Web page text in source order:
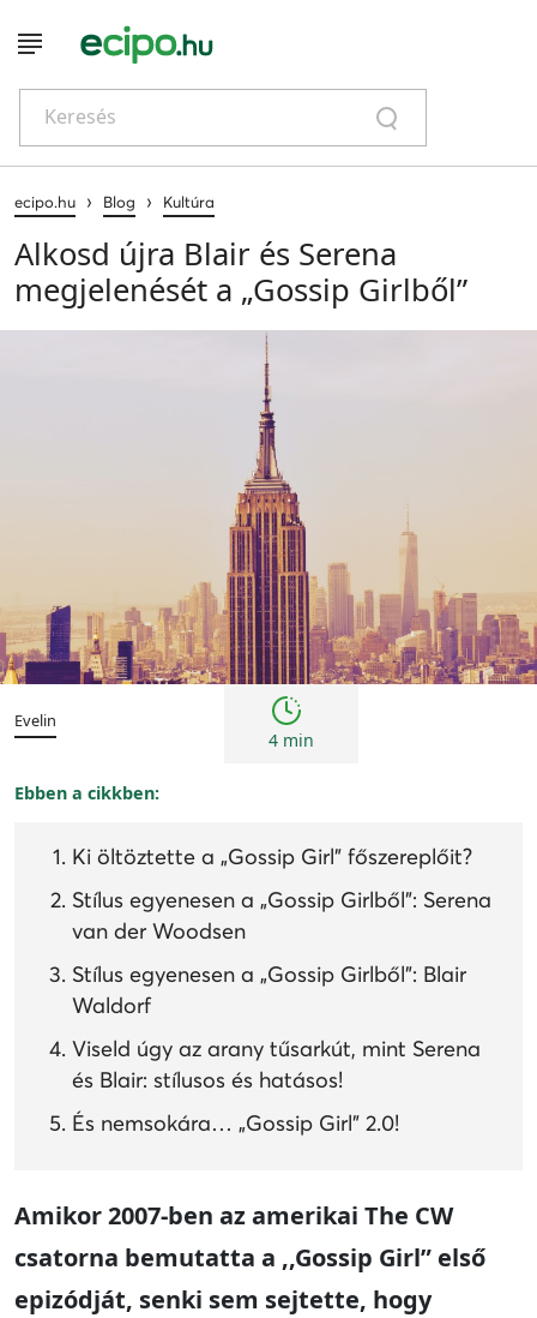
Keresés
ecipo.hu › Blog › Kultúra
Alkosd újra Blair és Serena
megjelenését a „Gossip Girlből”
Kultúra
Evelin
4 min
Ebben a cikkben:
Ki öltöztette a „Gossip Girl” főszereplőit?
Stílus egyenesen a „Gossip Girlből”: Serena
van der Woodsen
Stílus egyenesen a „Gossip Girlből”: Blair
Waldorf
Viseld úgy az arany tűsarkút, mint Serena
és Blair: stílusos és hatásos!
És nemsokára… „Gossip Girl” 2.0!
Amikor 2007-ben az amerikai The CW
csatorna bemutatta a ,,Gossip Girl” első
epizódját, senki sem sejtette, hogy